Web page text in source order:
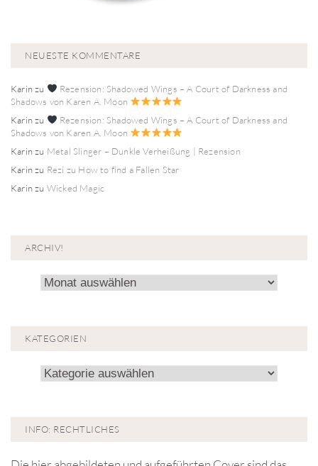
NEUESTE KOMMENTARE
Karinzu
Rezension: Shadowed Wings – A Court of Darkness and
Shadows von Karen A. Moon
Karinzu
Rezension: Shadowed Wings – A Court of Darkness and
Shadows von Karen A. Moon
Karinzu Metal Slinger – Dunkle Verheißung | Rezension
Karinzu Rezi zu How to find a Fallen Star
Karinzu Wicked Magic
ARCHIV!
Archiv!
KATEGORIEN
Kategorien
INFO: RECHTLICHES